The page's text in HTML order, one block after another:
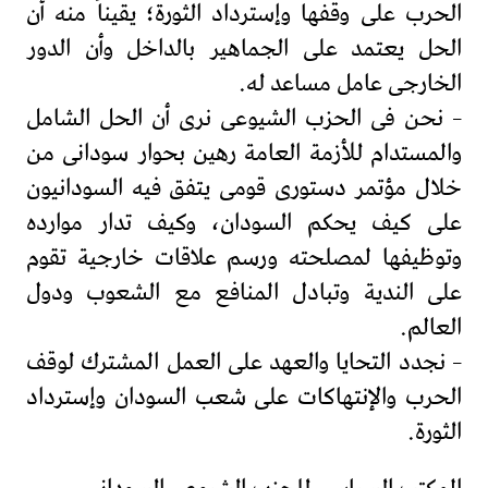
الحرب على وقفها وإسترداد الثورة؛ يقيناً منه أن
الحل يعتمد على الجماهير بالداخل وأن الدور
الخارجى عامل مساعد له.
– نحن فى الحزب الشيوعى نرى أن الحل الشامل
والمستدام للأزمة العامة رهين بحوار سودانى من
خلال مؤتمر دستورى قومى يتفق فيه السودانيون
على كيف يحكم السودان، وكيف تدار موارده
وتوظيفها لمصلحته ورسم علاقات خارجية تقوم
على الندية وتبادل المنافع مع الشعوب ودول
العالم.
– نجدد التحايا والعهد على العمل المشترك لوقف
الحرب والإنتهاكات على شعب السودان وإسترداد
الثورة.